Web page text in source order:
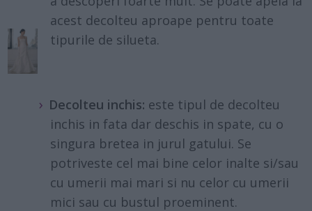
acest decolteu aproape pentru toate
tipurile de silueta.
Decolteu inchis: este tipul de decolteu
inchis in fata dar deschis in spate, cu o
singura bretea in jurul gatului. Se
potriveste cel mai bine celor inalte si/sau
cu umerii mai mari si nu celor cu umerii
mici sau cu bustul proeminent.